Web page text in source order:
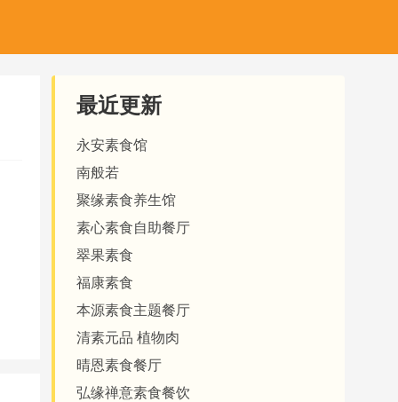
最近更新
永安素食馆
南般若
聚缘素食养生馆
素心素食自助餐厅
翠果素食
福康素食
本源素食主题餐厅
清素元品 植物肉
晴恩素食餐厅
弘缘禅意素食餐饮